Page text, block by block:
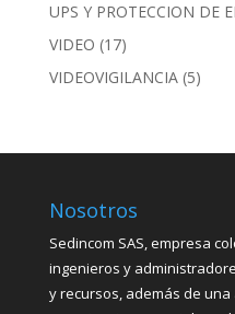
UPS Y PROTECCION DE
VIDEO (17)
VIDEOVIGILANCIA (5)
Nosotros
Sedincom SAS, empresa
ingenieros y
y recursos, además de